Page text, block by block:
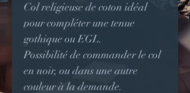
Col religieuse de coton idéal
pour compléter une tenue
gothique ou EGL.
Possibilité de commander le col
en noir, ou dans une autre
couleur à la demande.